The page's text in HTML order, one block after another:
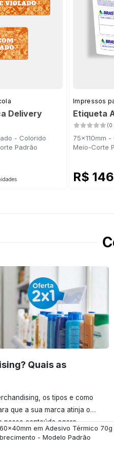
Delivery
- Colorido
Padrão
Impressos
Etiqueta
(0
75x110mm
Meio-Corte
R$
Quais as
os tipos e como
que a sua marca atinja o
nosso conteúdo agora
em Adesivo Térmico 70g
- Modelo Padrão